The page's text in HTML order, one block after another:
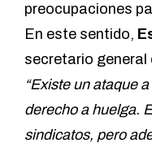
preocupaciones
En este sentido,
secretario general
“Existe un ataque
derecho a huelga.
sindicatos, pero